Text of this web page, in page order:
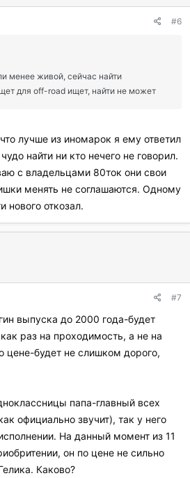
#6
менее живой, сейчас найти
для off-road ищет, найти не может
лучше из иномарок я ему ответил
найти ни кто нечего не говорил.
с владельцами 80ток они свои
менять не соглашаются. Одному
нового откозал.
#7
выпуска до 2000 года-будет
раз на проходимость, а не на
цене-будет не слишком дорого,
папа-главный всех
официально звучит), так у него
На данный момент из 11
он по цене не сильно
Каково?